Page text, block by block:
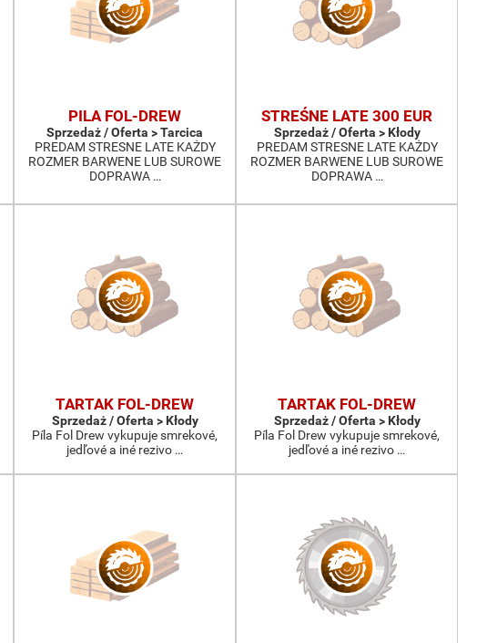
PILA FOL-DREW
Sprzedaż / Oferta > Tarcica
PREDAM STRESNE LATE KAŻDY
ROZMER BARWENE LUB SUROWE
DOPRAWA …
STREŚNE LATE 300 EUR
Sprzedaż / Oferta > Kłody
PREDAM STRESNE LATE KAŻDY
ROZMER BARWENE LUB SUROWE
DOPRAWA …
TARTAK FOL-DREW
Sprzedaż / Oferta > Kłody
Píla Fol Drew vykupuje smrekové,
jedľové a iné rezivo …
TARTAK FOL-DREW
Sprzedaż / Oferta > Kłody
Píla Fol Drew vykupuje smrekové,
jedľové a iné rezivo …